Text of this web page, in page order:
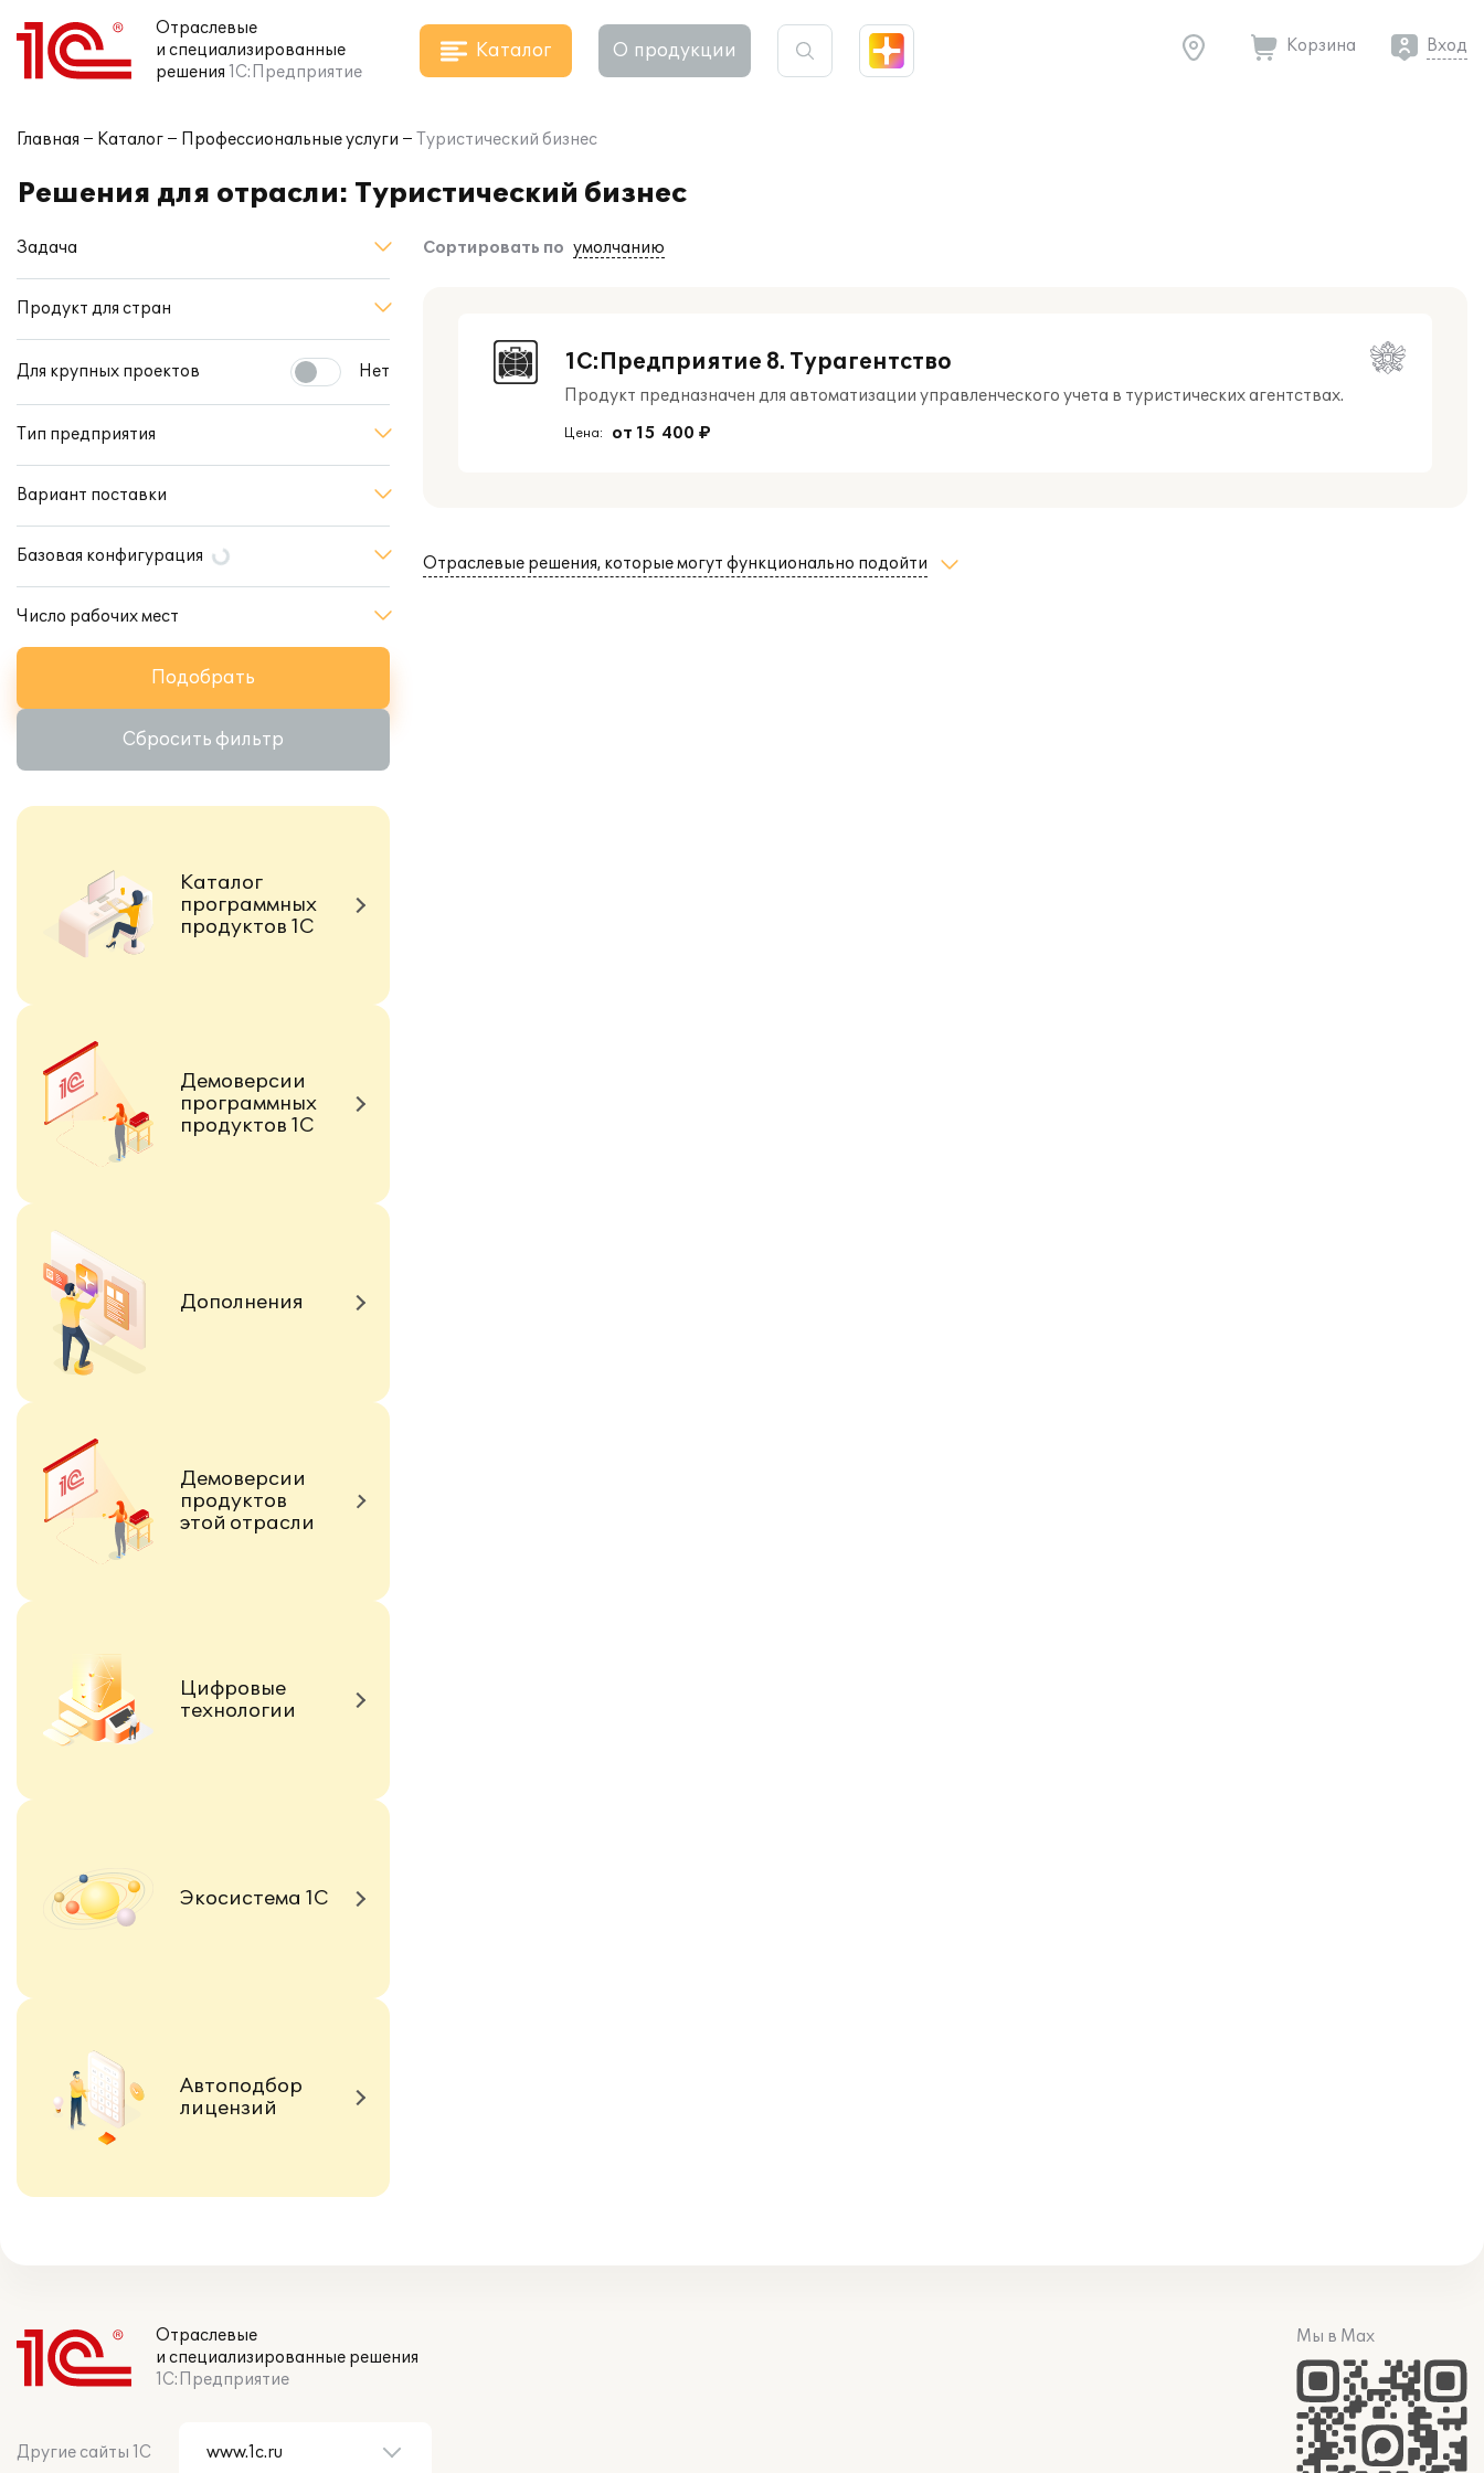
Отраслевые
и специализированные
решения 1С:Предприятие
Каталог О продукции Корзина Вход
Главная Каталог Профессиональные услуги Туристический бизнес
Решения для отрасли: Туристический бизнес
Сортировать по умолчанию
1С:Предприятие 8. Турагентство
Продукт предназначен для автоматизации управленческого учета в туристических агентствах.
Цена: от 15 400 ₽
Отраслевые решения, которые могут функционально подойти
Задача
Продукт для стран
Для крупных проектов Нет
Тип предприятия
Вариант поставки
Базовая конфигурация
Число рабочих мест
Подобрать
Сбросить фильтр
Каталог
программных
продуктов 1С
Демоверсии
программных
продуктов 1С
Дополнения
Демоверсии
продуктов
этой отрасли
Цифровые
технологии
Экосистема 1С
Автоподбор
лицензий
Отраслевые
и специализированные решения
1С:Предприятие
Другие сайты 1С
Мы в Max